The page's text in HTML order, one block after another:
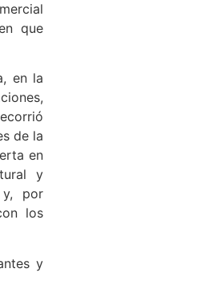
que
en la
de la
en
y
y, por
los
y